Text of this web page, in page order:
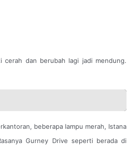
cerah dan berubah lagi jadi mendung.
beberapa lampu merah, Istana
Gurney Drive seperti berada di